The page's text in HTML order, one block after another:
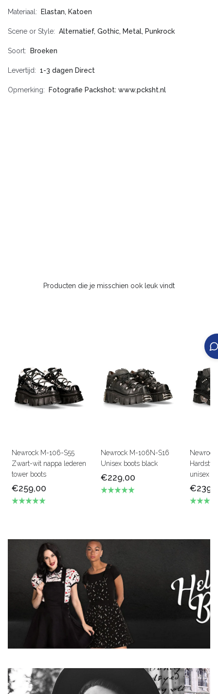
Materiaal Elastan, Katoen
Scene or Style Alternatief, Gothic, Metal, Punkrock
Soort Broeken
Levertijd 1-3 dagen Direct
Opmerking Fotografie Packshot: www.pcksht.nl
Producten die je misschien ook leuk vindt
Newrock M-106-S55
Zwart-wit nappa lederen
tower boots
€259,00
Newrock M-106N-S16
Unisex boots black
€229,00
unisex